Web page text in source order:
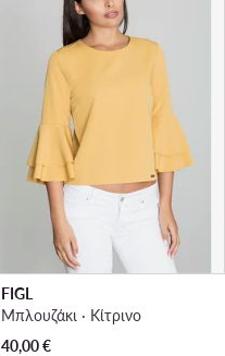
FIGL
Μπλουζάκι · Κίτρινο
40,00€